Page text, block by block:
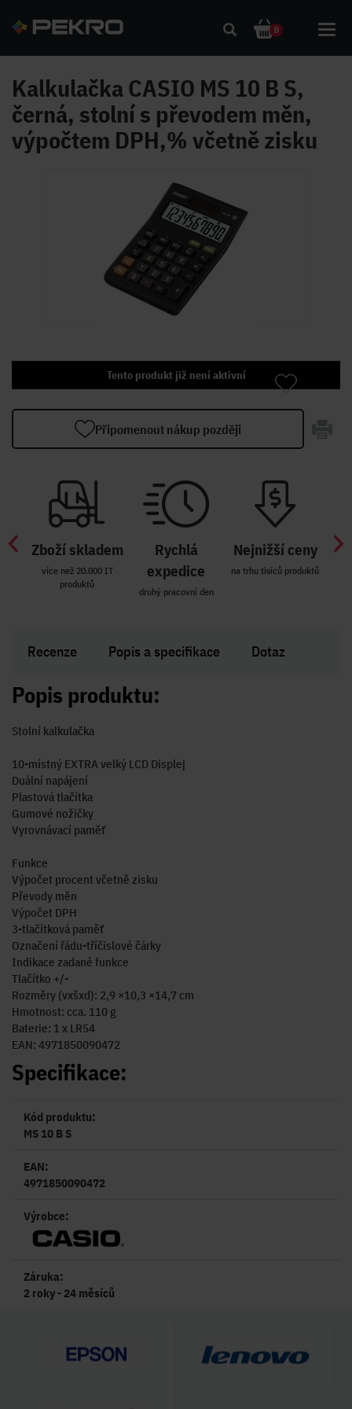
0
Kalkulačka CASIO MS 10 B S,
černá, stolní s převodem měn,
výpočtem DPH,% včetně zisku
Tento produkt již není aktivní
Připomenout nákup později
Zboží skladem
více než 20.000 IT
produktů
Rychlá
expedice
druhý pracovní den
Nejnižší ceny
na trhu tisíců produktů
Recenze Popis a specifikace Dotaz
Popis produktu:
Stolní kalkulačka
10-místný EXTRA velký LCD Displej
Duální napájení
Plastová tlačítka
Gumové nožičky
Vyrovnávací paměť
Funkce
Výpočet procent včetně zisku
Převody měn
Výpočet DPH
3-tlačítková paměť
Označení řádu-tříčislové čárky
Indikace zadané funkce
Tlačítko +/-
Rozměry (vxšxd): 2,9 ×10,3 ×14,7 cm
Hmotnost: cca. 110 g
Baterie: 1 x LR54
EAN: 4971850090472
Specifikace:
Kód produktu:
MS 10 B S
EAN:
4971850090472
Výrobce:
Záruka:
2 roky - 24 měsíců